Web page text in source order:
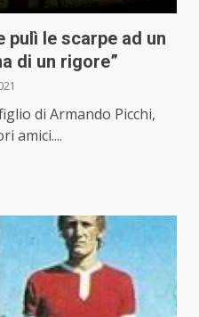
pulì le scarpe ad un
di un rigore”
di Armando Picchi,
amici....